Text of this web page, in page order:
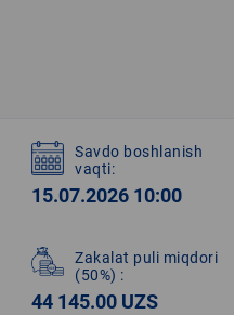
Savdo boshlanish
vaqti:
15.07.2026 10:00
Zakalat puli miqdori
(50%) :
44 145.00 UZS